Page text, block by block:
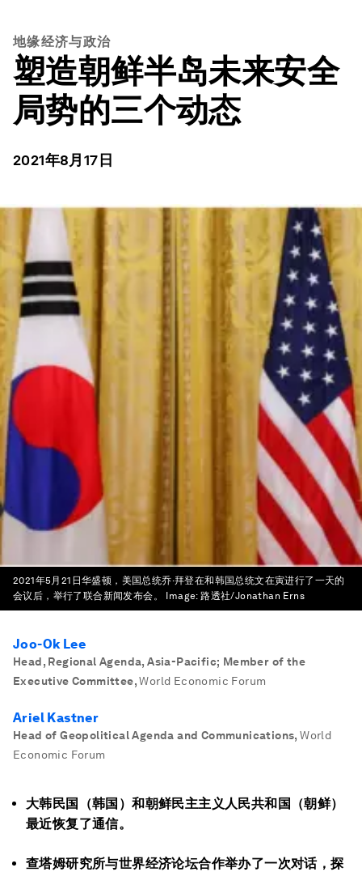
地缘经济与政治
塑造朝鲜半岛未来安全
局势的三个动态
2021年8月17日
2021年5月21日华盛顿，美国总统乔·拜登在和韩国总统文在寅进行了一天的
会议后，举行了联合新闻发布会。
Image:路透社/Jonathan Erns
Joo-Ok Lee
Head, Regional Agenda, Asia-Pacific; Member of the
Executive Committee, World Economic Forum
Ariel Kastner
Head of Geopolitical Agenda and Communications, World
Economic Forum
大韩民国（韩国）和朝鲜民主主义人民共和国（朝鲜）
最近恢复了通信。
查塔姆研究所与世界经济论坛合作举办了一次对话，探